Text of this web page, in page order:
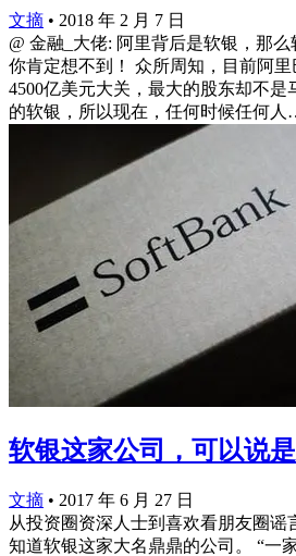
文摘 • 2018 年 2 月 7 日
@ 金融_大佬: 阿里背后是软银，那
你肯定想不到！ 众所周知，目前阿
4500亿美元大关，最大的股东却不
的软银，所以现在，任何时候任何
软银这家公司，可以说
文摘 • 2017 年 6 月 27 日
从投资圈资深人士到喜欢看朋友圈谣
知道软银这家大名鼎鼎的公司。 “一